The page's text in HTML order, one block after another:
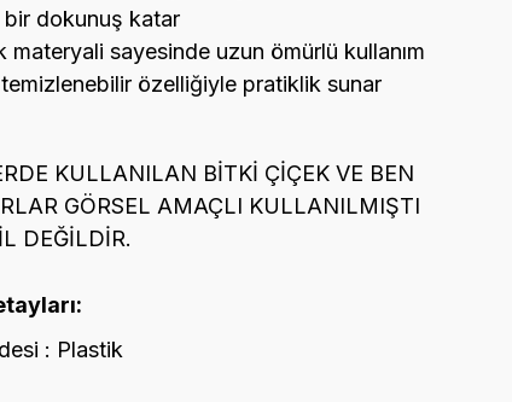
bir dokunuş katar
materyali sayesinde uzun ömürlü kullanım
özelliğiyle pratiklik sunar
KULLANILAN BİTKİ ÇİÇEK VE BEN
GÖRSEL AMAÇLI KULLANILMIŞTI
DEĞİLDİR.
: Plastik